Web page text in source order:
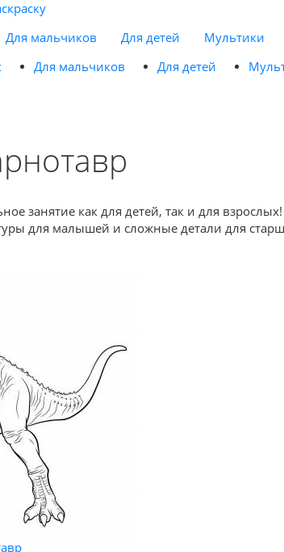
Для мальчиков Для детей Мультики
Для мальчиков Для детей
занятие как для детей, так и для
для малышей и сложные детали для